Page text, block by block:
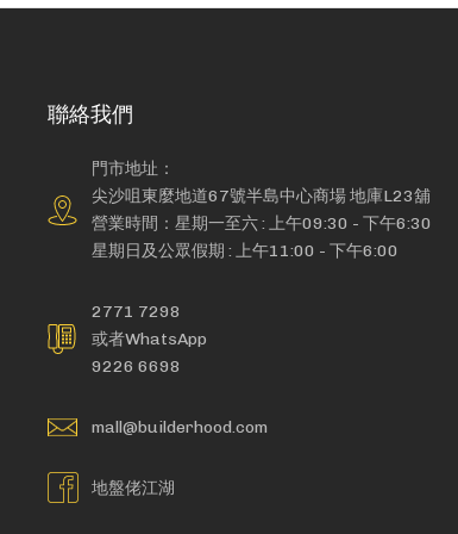
聯絡我們
門市地址：
尖沙咀東麼地道67號半島中心商場 地庫L23舖
營業時間：星期一至六 : 上午09:30 - 下午6:30
星期日及公眾假期 : 上午11:00 - 下午6:00
2771 7298
或者WhatsApp
9226 6698
mall@builderhood.com
地盤佬江湖